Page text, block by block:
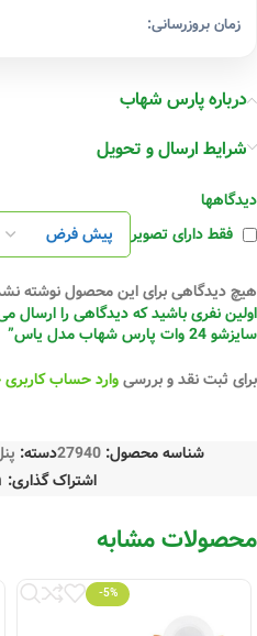
زمان بروزرسانی:
درباره پارس شهاب
شرایط ارسال و تحویل
دیدگاهها
فقط دارای تصویر
هیچ دیدگاهی برای این محصول نوشته
اولین نفری باشید که دیدگاهی را ارسال
سایزشو 24 وات پارس شهاب مدل یاس”
برای ثبت نقد و بررسیوارد حساب
شناسه محصول: 27940دسته:
اشتراک گذاری:
محصولات مشابه
-5%